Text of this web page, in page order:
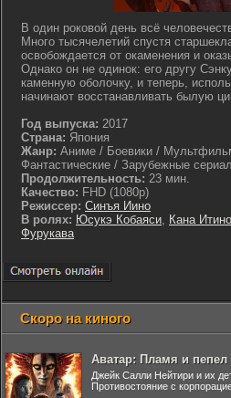
В один роковой день всё
Много тысячелетий спустя
освобождается от окаменения и
Однако он не одинок: его другу
каменную оболочку, и теперь,
начинают восстанавливать былую
Год выпуска: 2017
Страна: Япония
Жанр: Аниме / Боевики /
Фантастические / Зарубежные
Продолжительность: 23 мин.
Качество: FHD (1080p)
Режиссер: Синъя Иино
В ролях: Юсукэ Кобаяси, Кана
Фурукава
Скоро на киного
Аватар: Пламя и пепел
Джейк Салли Нейтири и их
Противостояние с